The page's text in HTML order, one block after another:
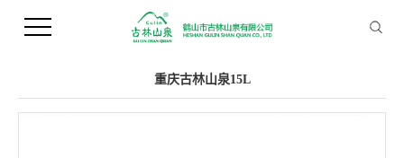
您当前的位置 ： 首 页>>产品中心>>桶装水
重庆古林山泉15L